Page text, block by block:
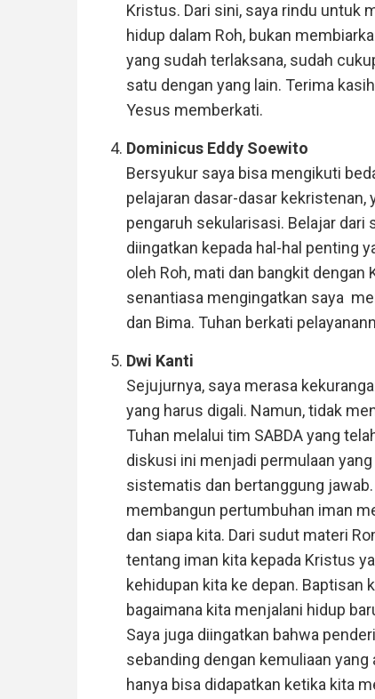
Kristus. Dari sini, saya rindu untuk
hidup dalam Roh, bukan
yang sudah terlaksana, sudah
satu dengan yang lain. Terima
Yesus memberkati.
Dominicus Eddy Soewito
Bersyukur saya bisa mengikuti
pelajaran dasar-dasar kekristenan,
pengaruh sekularisasi. Belajar dari
diingatkan kepada hal-hal penting
oleh Roh, mati dan bangkit dengan
senantiasa mengingatkan saya
dan Bima. Tuhan berkati
Dwi Kanti
Sejujurnya, saya merasa
yang harus digali. Namun, tidak
Tuhan melalui tim SABDA yang
diskusi ini menjadi permulaan
sistematis dan bertanggung
membangun pertumbuhan iman
dan siapa kita. Dari sudut materi
tentang iman kita kepada Kristus
kehidupan kita ke depan.
bagaimana kita menjalani hidup
Saya juga diingatkan bahwa
sebanding dengan kemuliaan
hanya bisa didapatkan ketika kita